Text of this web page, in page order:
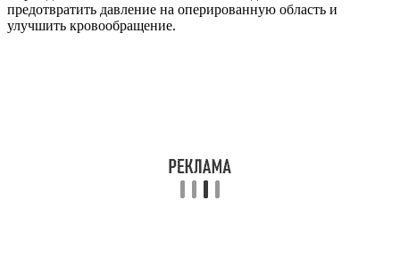
предотвратить давление на оперированную область и
улучшить кровообращение.